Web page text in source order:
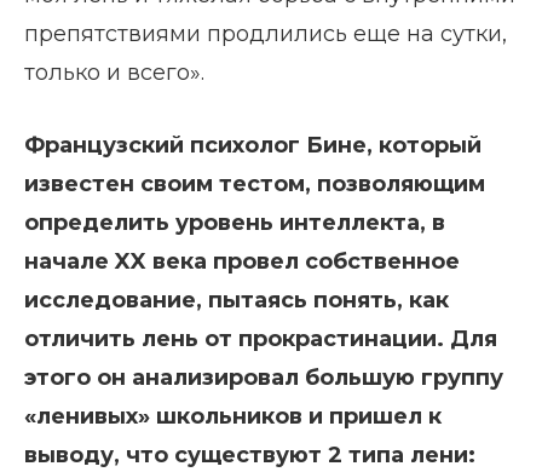
препятствиями продлились еще на сутки,
только и всего».
Французский психолог Бине, который
известен своим тестом, позволяющим
определить уровень интеллекта, в
начале XX века провел собственное
исследование, пытаясь понять, как
отличить лень от прокрастинации. Для
этого он анализировал большую группу
«ленивых» школьников и пришел к
выводу, что существуют 2 типа лени: